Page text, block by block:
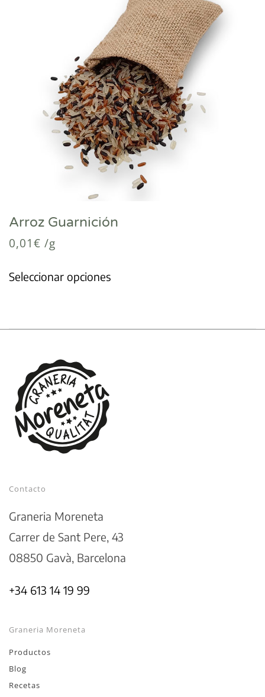
Arroz Guarnición
0,01€ /g
Seleccionar opciones
Contacto
Graneria Moreneta
Carrer de Sant Pere, 43
08850 Gavà, Barcelona
+34 613 14 19 99
Graneria Moreneta
Productos
Blog
Recetas